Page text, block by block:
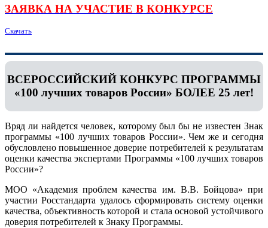
ЗАЯВКА НА УЧАСТИЕ В КОНКУРСЕ
Скачать
ВСЕРОССИЙСКИЙ КОНКУРС ПРОГРАММЫ
«100 лучших товаров России» БОЛЕЕ 25 лет!
Вряд ли найдется человек, которому был бы не известен Знак
программы «100 лучших товаров России». Чем же и сегодня
обусловлено повышенное доверие потребителей к результатам
оценки качества экспертами Программы «100 лучших товаров
России»?
МОО «Академия проблем качества им. В.В. Бойцова» при
участии Росстандарта удалось сформировать систему оценки
качества, объективность которой и стала основой устойчивого
доверия потребителей к Знаку Программы.